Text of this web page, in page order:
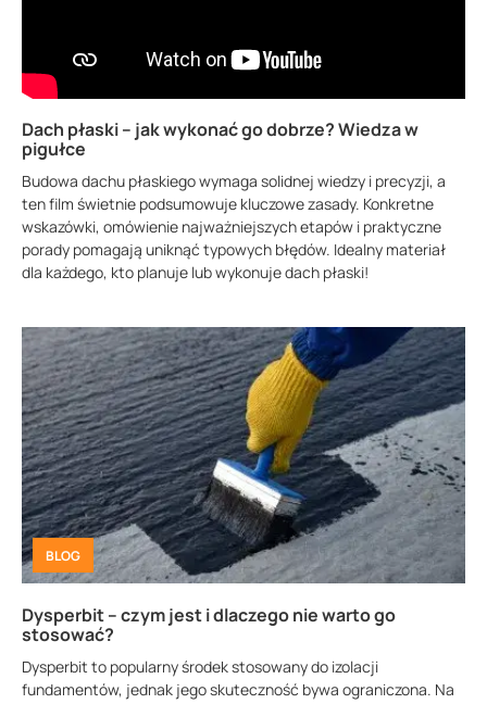
Dach płaski – jak wykonać go dobrze? Wiedza w
pigułce
Budowa dachu płaskiego wymaga solidnej wiedzy i precyzji, a
ten film świetnie podsumowuje kluczowe zasady. Konkretne
wskazówki, omówienie najważniejszych etapów i praktyczne
porady pomagają uniknąć typowych błędów. Idealny materiał
dla każdego, kto planuje lub wykonuje dach płaski!
BLOG
Dysperbit – czym jest i dlaczego nie warto go
stosować?
Dysperbit to popularny środek stosowany do izolacji
fundamentów, jednak jego skuteczność bywa ograniczona. Na